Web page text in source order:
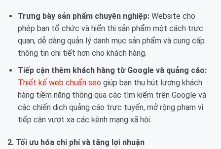
Trưng bày sản phẩm chuyên nghiệp:Website cho
phép bạn tổ chức và hiển thị sản phẩm một cách trực
quan, dễ dàng quản lý danh mục sản phẩm và cung cấp
thông tin chi tiết hơn cho khách hàng.
Tiếp cận thêm khách hàng từ Google và quảng cáo:
Thiết kế web chuẩn seogiúp bạn thu hút lượng khách
hàng tiềm năng thông qua các tìm kiếm trên Google và
các chiến dịch quảng cáo trực tuyến, mở rộng phạm vi
tiếp cận vượt xa các kênh mạng xã hội.
2. Tối ưu hóa chi phí và tăng lợi nhuận